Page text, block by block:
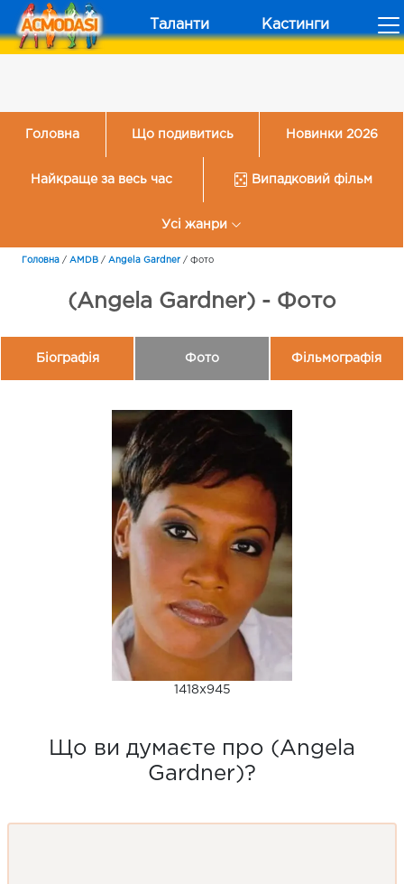
Таланти Кастинги
Головна Що подивитись Новинки 2026
Найкраще за весь час Випадковий фільм
Усі жанри
Головна / AMDB / Angela Gardner / Фото
(Angela Gardner) - Фото
Біографія Фото Фільмографія
1418x945
Що ви думаєте про (Angela
Gardner)?